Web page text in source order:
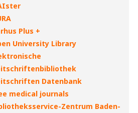
Plus +
University Library
Datenbank
medical journals
Zentrum Baden-